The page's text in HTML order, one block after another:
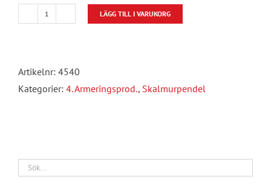
Skalmurpendel
LÄGG TILL I VARUKORG
Artikelnr: 4540
Kategorier: 4. Armeringsprod., Skalmurpendel